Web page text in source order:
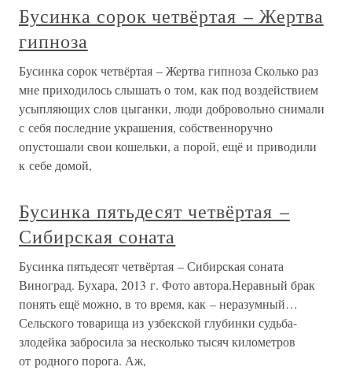
Бусинка сорок четвёртая – Жертва
гипноза
Бусинка сорок четвёртая – Жертва гипноза Сколько раз
мне приходилось слышать о том, как под воздействием
усыпляющих слов цыганки, люди добровольно снимали
с себя последние украшения, собственноручно
опустошали свои кошельки, а порой, ещё и приводили
к себе домой,
Бусинка пятьдесят четвёртая –
Сибирская соната
Бусинка пятьдесят четвёртая – Сибирская соната
Виноград. Бухара, 2013 г. Фото автора.Неравный брак
понять ещё можно, в то время, как – неразумный…
Сельского товарища из узбекской глубинки судьба-
злодейка забросила за несколько тысяч километров
от родного порога. Аж,